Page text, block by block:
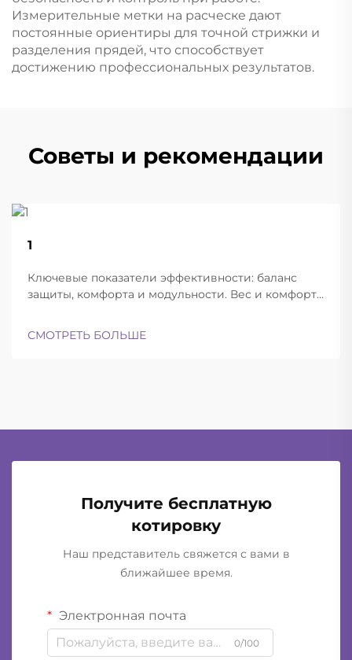
Измерительные метки на расческе дают
постоянные ориентиры для точной стрижки и
разделения прядей, что способствует
достижению профессиональных результатов.
Советы и рекомендации
1
Ключевые показатели эффективности: баланс
защиты, комфорта и модульности. Вес и комфорт
шлемы успешно находят баланс между
СМОТРЕТЬ БОЛЬШЕ
Получите бесплатную
котировку
Наш представитель свяжется с вами в
ближайшее время.
Электронная почта
0/100